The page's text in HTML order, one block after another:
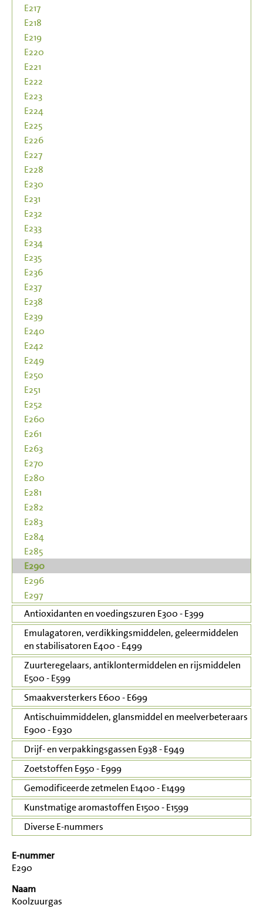
E217
E218
E219
E220
E221
E222
E223
E224
E225
E226
E227
E228
E230
E231
E232
E233
E234
E235
E236
E237
E238
E239
E240
E242
E249
E250
E251
E252
E260
E261
E263
E270
E280
E281
E282
E283
E284
E285
E290
E296
E297
Antioxidanten en voedingszuren E300 - E399
Emulagatoren, verdikkingsmiddelen, geleermiddelen
en stabilisatoren E400 - E499
Zuurteregelaars, antiklontermiddelen en rijsmiddelen
E500 - E599
Smaakversterkers E600 - E699
Antischuimmiddelen, glansmiddel en meelverbeteraars
E900 - E930
Drijf- en verpakkingsgassen E938 - E949
Zoetstoffen E950 - E999
Gemodificeerde zetmelen E1400 - E1499
Kunstmatige aromastoffen E1500 - E1599
Diverse E-nummers
E-nummer
E290
Naam
Koolzuurgas